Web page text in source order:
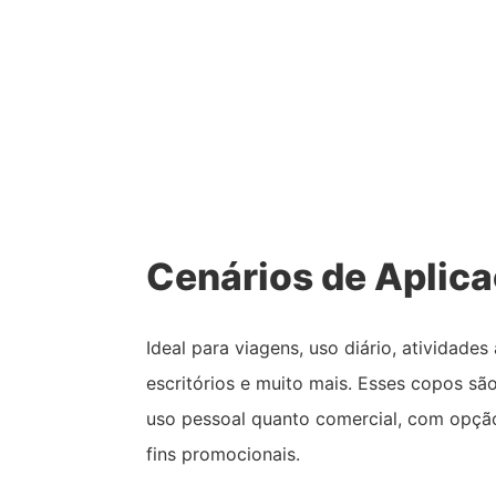
Cenários de
Ideal para viagens, uso diário, atividades
escritórios e muito mais. Esses copos
uso pessoal quanto comercial, com
fins promocionais.